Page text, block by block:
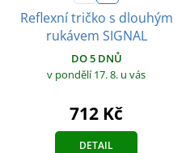
Reflexní tričko s dlouhým
rukávem SIGNAL
DO 5 DNŮ
v pondělí 17. 8. u vás
712 Kč
DETAIL